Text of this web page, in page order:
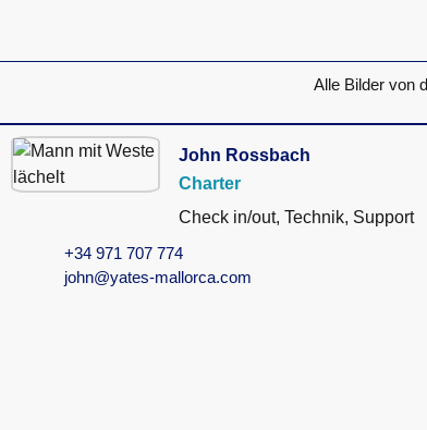
Alle Bilder von
John Rossbach
Charter
Check in/out, Technik, Support
+34 971 707 774
john@yates-mallorca.com